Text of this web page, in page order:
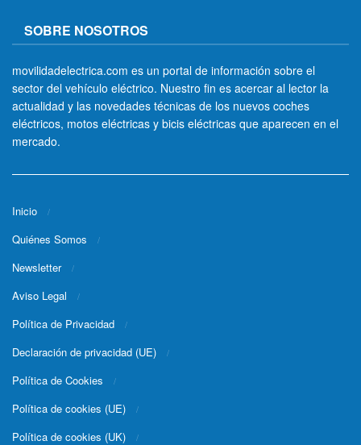
SOBRE NOSOTROS
movilidadelectrica.com es un portal de información sobre el
sector del vehículo eléctrico. Nuestro fin es acercar al lector la
actualidad y las novedades técnicas de los nuevos coches
eléctricos, motos eléctricas y bicis eléctricas que aparecen en el
mercado.
Inicio
Quiénes Somos
Newsletter
Aviso Legal
Política de Privacidad
Declaración de privacidad (UE)
Política de Cookies
Política de cookies (UE)
Política de cookies (UK)